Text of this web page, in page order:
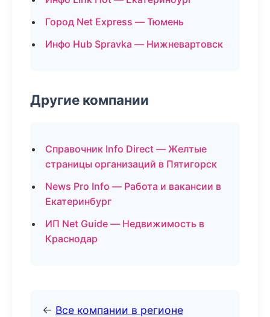
Город Net Express — Тюмень
Инфо Hub Spravka — Нижневартовск
Другие компании
Справочник Info Direct — Желтые
страницы организаций в Пятигорск
News Pro Info — Работа и вакансии в
Екатеринбург
ИП Net Guide — Недвижимость в
Краснодар
← Все компании в регионе